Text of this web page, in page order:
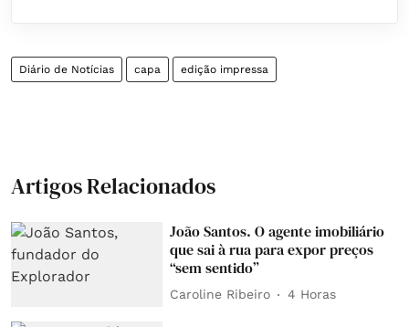
Diário de Notícias capa edição impressa
Artigos Relacionados
João Santos. O agente imobiliário
que sai à rua para expor preços
“sem sentido”
Caroline Ribeiro 4 Horas